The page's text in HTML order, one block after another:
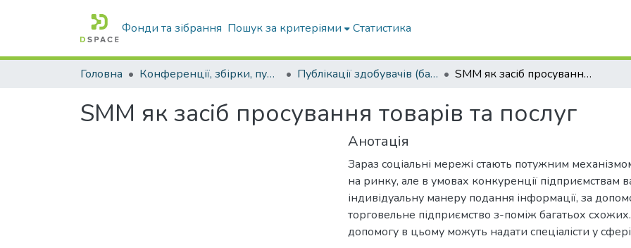
Фонди та зібрання Пошук за критеріями Статистика
Головна Конференції, збірки, публікації молодих вчених і здобувачів : магістрів, бакалаврів, аспірантів. Публікації здобувачів (бакалаврів. магістрів, аспірантів) SMM як засіб просування товарів та послуг
SMM як засіб просування товарів та послуг
Анотація
Зараз соціальні мережі стають потужним
на ринку, але в умовах конкуренції підприємствам
індивідуальну манеру подання інформації, за
торговельне підприємство з-поміж багатьох
допомогу в цьому можуть надати спеціалісти у